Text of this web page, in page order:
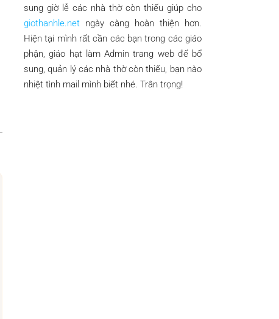
sung giờ lễ các nhà thờ còn thiếu giúp cho
giothanhle.net ngày càng hoàn thiện hơn.
Hiện tại mình rất cần các bạn trong các giáo
phận, giáo hạt làm Admin trang web để bổ
sung, quản lý các nhà thờ còn thiếu, bạn nào
nhiệt tình mail mình biết nhé. Trân trọng!